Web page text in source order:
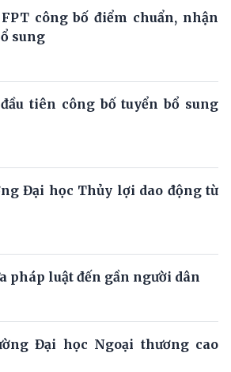
công bố điểm chuẩn, nhận
sung
tiên công bố tuyển bổ sung
Đại học Thủy lợi dao động từ
pháp luật đến gần người dân
Đại học Ngoại thương cao